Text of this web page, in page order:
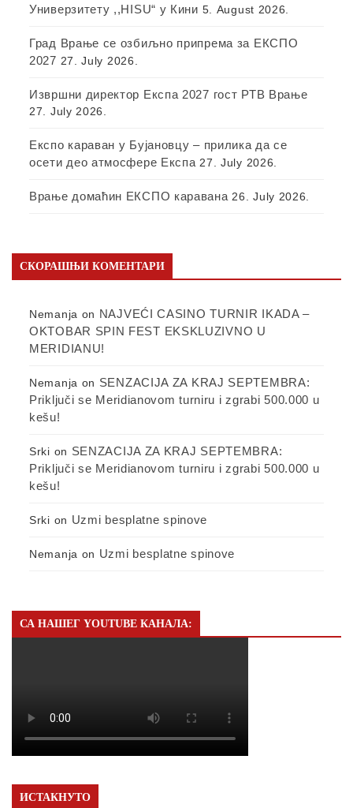
Универзитету ,,HISU“ у Кини 5. August 2026.
Град Врање се озбиљно припрема за ЕКСПО
2027 27. July 2026.
Извршни директор Експа 2027 гост РТВ Врање
27. July 2026.
Експо караван у Бујановцу – прилика да се
осети део атмосфере Експа 27. July 2026.
Врање домаћин ЕКСПО каравана 26. July 2026.
СКОРАШЊИ КОМЕНТАРИ
Nemanja on NAJVEĆI CASINO TURNIR IKADA –
OKTOBAR SPIN FEST EKSKLUZIVNO U
MERIDIANU!
Nemanja on SENZACIJA ZA KRAJ SEPTEMBRA:
Priključi se Meridianovom turniru i zgrabi 500.000 u
kešu!
Srki on SENZACIJA ZA KRAJ SEPTEMBRA:
Priključi se Meridianovom turniru i zgrabi 500.000 u
kešu!
Srki on Uzmi besplatne spinove
Nemanja on Uzmi besplatne spinove
СА НАШЕГ YOUTUBE КАНАЛА:
ИСТАКНУТО